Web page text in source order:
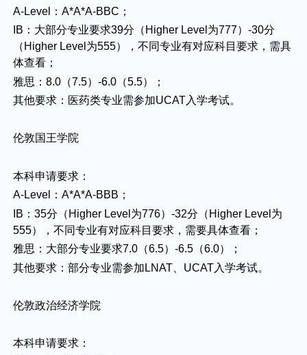
A-Level：A*A*A-BBC；
IB：大部分专业要求39分（Higher Level为777）-30分
（Higher Level为555），不同专业有对应科目要求，需具
体查看；
雅思：8.0（7.5）-6.0（5.5）；
其他要求：医药类专业需参加UCAT入学考试。
伦敦国王学院
本科申请要求：
A-Level：A*A*A-BBB；
IB：35分（Higher Level为776）-32分（Higher Level为
555），不同专业有对应科目要求，需要具体查看；
雅思：大部分专业要求7.0（6.5）-6.5（6.0）；
其他要求：部分专业需参加LNAT、UCAT入学考试。
伦敦政治经济学院
本科申请要求：